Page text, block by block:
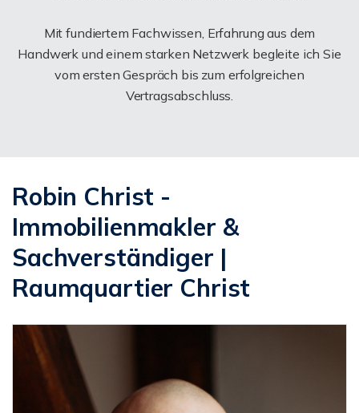
Mit fundiertem Fachwissen, Erfahrung aus dem
Handwerk und einem starken Netzwerk begleite ich Sie
vom ersten Gespräch bis zum erfolgreichen
Vertragsabschluss.
Robin Christ -
Immobilienmakler &
Sachverständiger |
Raumquartier Christ